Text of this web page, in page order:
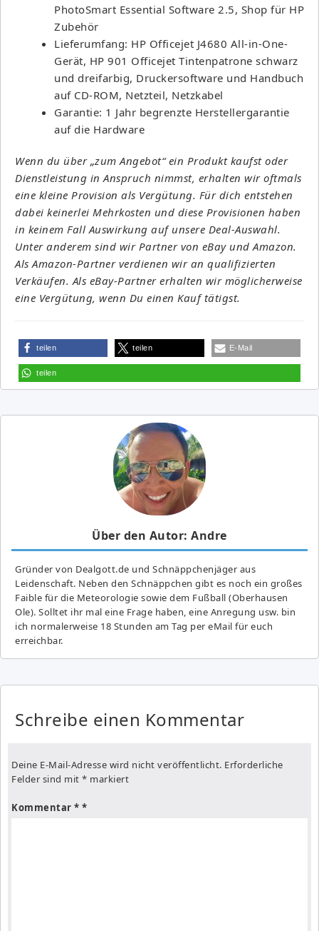
PhotoSmart Essential Software 2.5, Shop für HP
Zubehör
Lieferumfang: HP Officejet J4680 All-in-One-
Gerät, HP 901 Officejet Tintenpatrone schwarz
und dreifarbig, Druckersoftware und Handbuch
auf CD-ROM, Netzteil, Netzkabel
Garantie: 1 Jahr begrenzte Herstellergarantie
auf die Hardware
Wenn du über „zum Angebot“ ein Produkt kaufst oder
Dienstleistung in Anspruch nimmst, erhalten wir oftmals
eine kleine Provision als Vergütung. Für dich entstehen
dabei keinerlei Mehrkosten und diese Provisionen haben
in keinem Fall Auswirkung auf unsere Deal-Auswahl.
Unter anderem sind wir Partner von eBay und Amazon.
Als Amazon-Partner verdienen wir an qualifizierten
Verkäufen. Als eBay-Partner erhalten wir möglicherweise
eine Vergütung, wenn Du einen Kauf tätigst.
teilen teilen E-Mail
teilen
Über den Autor: Andre
Gründer von Dealgott.de und Schnäppchenjäger aus
Leidenschaft. Neben den Schnäppchen gibt es noch ein großes
Fai­ble für die Meteorologie sowie dem Fußball (Oberhausen
Ole). Solltet ihr mal eine Frage haben, eine Anregung usw. bin
ich normalerweise 18 Stunden am Tag per eMail für euch
erreichbar.
Schreibe einen Kommentar
Deine E-Mail-Adresse wird nicht veröffentlicht. Erforderliche
Felder sind mit * markiert
Kommentar *